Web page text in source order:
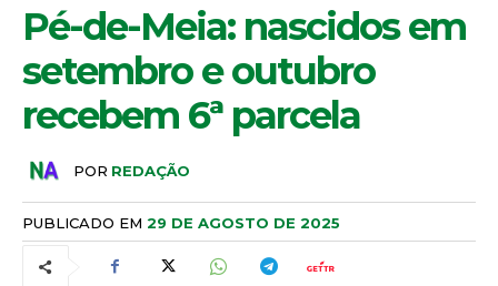
Pé-de-Meia: nascidos em
setembro e outubro
recebem 6ª parcela
POR REDAÇÃO
PUBLICADO EM 29 DE AGOSTO DE 2025